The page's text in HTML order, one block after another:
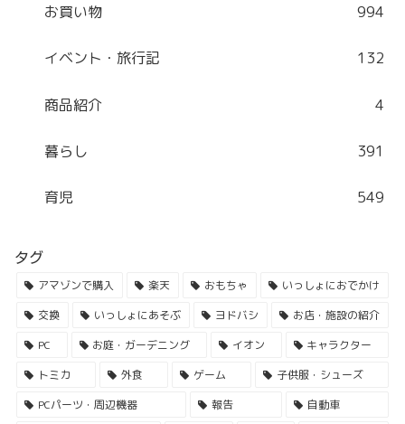
お買い物 994
イベント・旅行記 132
商品紹介 4
暮らし 391
育児 549
タグ
アマゾンで購入 楽天 おもちゃ
いっしょにおでかけ
交換
いっしょにあそぶ ヨドバシ
お店・施設の紹介
PC
お庭・ガーデニング イオン
キャラクター
トミカ
外食 ゲーム
子供服・シューズ
PCパーツ・周辺機器
報告
自動車